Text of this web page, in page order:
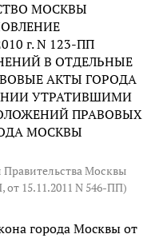
МОСКВЫ
г. N 123-ПП
В ОТДЕЛЬНЫЕ
АКТЫ ГОРОДА
УТРАТИВШИМИ
ПРАВОВЫХ
МОСКВЫ
Москвы
, от 15.11.2011 N 546-ПП)
города Москвы от